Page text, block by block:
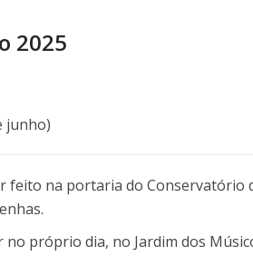
2025
junho)
feito na portaria do Conservatório
próprio dia, no Jardim dos